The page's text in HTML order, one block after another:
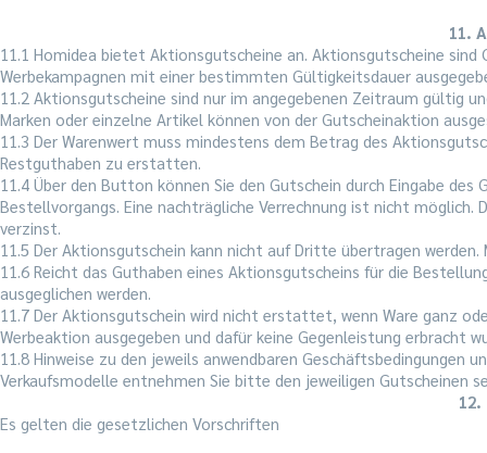
11.
11.1 Homidea bietet Aktionsgutscheine an. Aktionsgutscheine sind
Werbekampagnen mit einer bestimmten Gültigkeitsdauer
11.2 Aktionsgutscheine sind nur im angegebenen Zeitraum gültig
Marken oder einzelne Artikel können von der Gutscheinaktion
11.3 Der Warenwert muss mindestens dem Betrag des
Restguthaben zu erstatten.
11.4 Über den Button können Sie den Gutschein durch Eingabe
Bestellvorgangs. Eine nachträgliche Verrechnung ist nicht
verzinst.
11.5 Der Aktionsgutschein kann nicht auf Dritte übertragen
11.6 Reicht das Guthaben eines Aktionsgutscheins für die
ausgeglichen werden.
11.7 Der Aktionsgutschein wird nicht erstattet, wenn Ware ganz
Werbeaktion ausgegeben und dafür keine Gegenleistung erbracht
11.8 Hinweise zu den jeweils anwendbaren Geschäftsbedingungen
Verkaufsmodelle entnehmen Sie bitte den jeweiligen Gutscheinen
Es gelten die gesetzlichen Vorschriften